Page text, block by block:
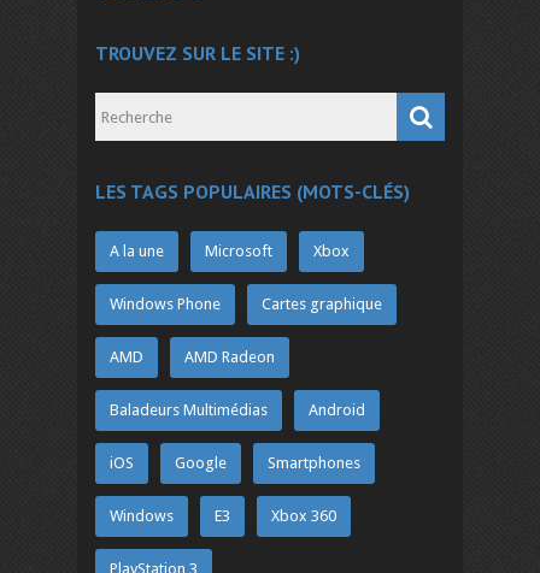
TROUVEZ SUR LE SITE :)
LES TAGS POPULAIRES (MOTS-CLÉS)
A la une Microsoft Xbox
Windows Phone Cartes graphique
AMD AMD Radeon
Baladeurs Multimédias Android
iOS Google Smartphones
Windows E3 Xbox 360
PlayStation 3